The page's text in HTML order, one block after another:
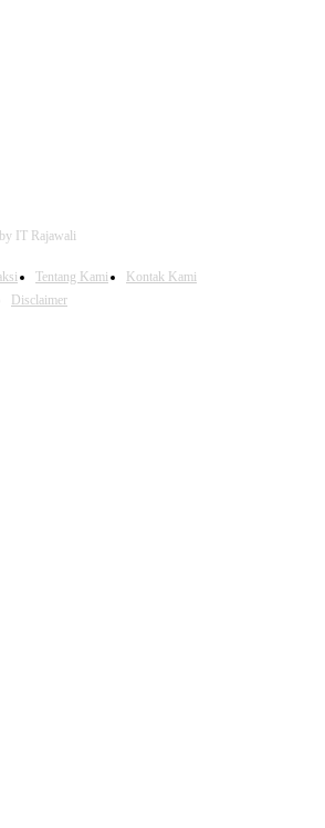
by IT Rajawali
Tentang Kami
Kontak Kami
Disclaimer